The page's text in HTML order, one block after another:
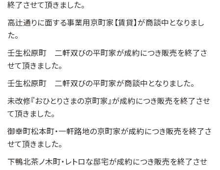
終了させて頂きました。
高辻通りに面する事業用京町家【賃貸】が商談中となりまし
た。
壬生松原町 二軒双びの平町家が成約につき販売を終了さ
せて頂きました。
壬生松原町 二軒双びの平町家が商談中となりました。
未改修『おひとりさまの京町家』が成約につき販売を終了させ
て頂きました。
御幸町松本町・一軒路地の京町家が成約につき販売を終了さ
せて頂きました。
下鴨北茶ノ木町・レトロな邸宅が成約につき販売を終了させ